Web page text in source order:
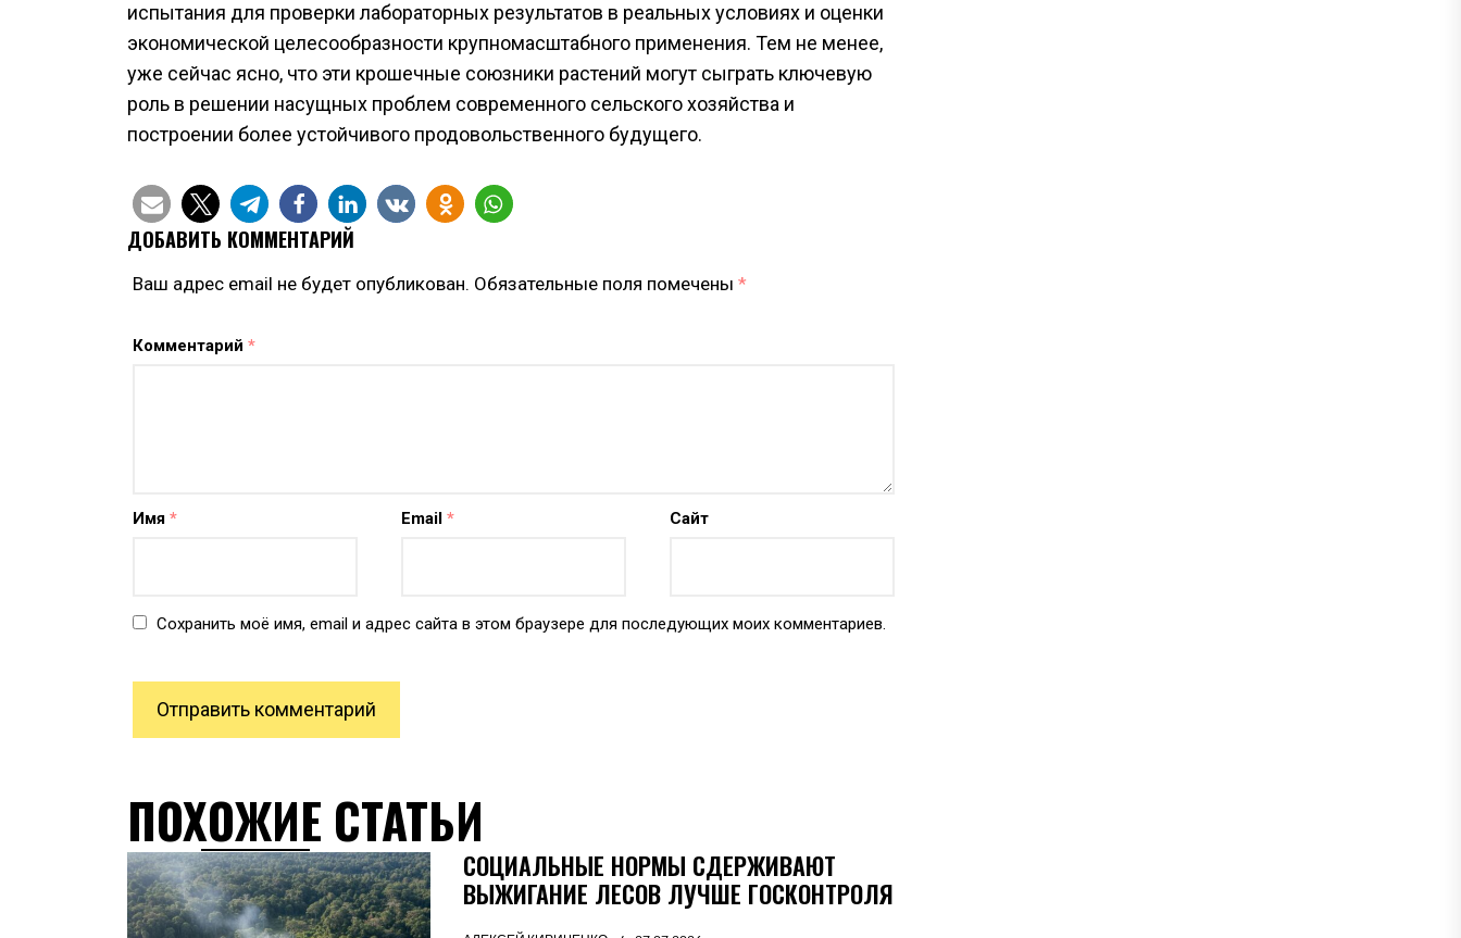
испытания для проверки лабораторных результатов в реальных условиях и оценки
экономической целесообразности крупномасштабного применения. Тем не менее,
уже сейчас ясно, что эти крошечные союзники растений могут сыграть ключевую
роль в решении насущных проблем современного сельского хозяйства и
построении более устойчивого продовольственного будущего.
ДОБАВИТЬ КОММЕНТАРИЙ
Ваш адрес email не будет опубликован. Обязательные поля помечены *
Комментарий *
Имя * Email * Сайт
Сохранить моё имя, email и адрес сайта в этом браузере для последующих моих комментариев.
ПОХОЖИЕ СТАТЬИ
СОЦИАЛЬНЫЕ НОРМЫ СДЕРЖИВАЮТ
ВЫЖИГАНИЕ ЛЕСОВ ЛУЧШЕ ГОСКОНТРОЛЯ